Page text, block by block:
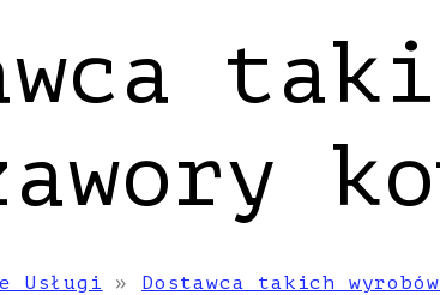
Usługi » Dostawca takich